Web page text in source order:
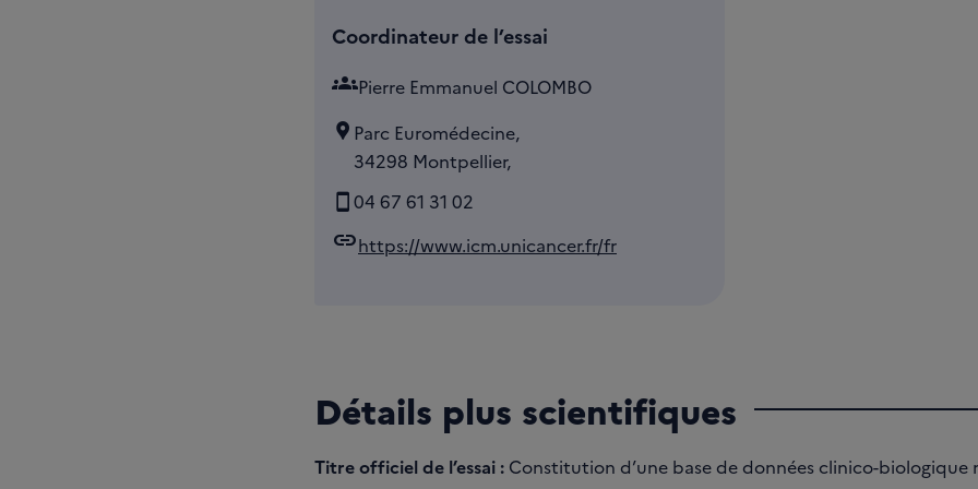
Coordinateur de l’essai
groupsPierre Emmanuel COLOMBO
Parc Euromédecine,
34298 Montpellier,
04 67 61 31 02
linkhttps://www.icm.unicancer.fr/fr
Détails plus scientifiques
Titre officiel de l’essai : Constitution d’une base de données clinico-